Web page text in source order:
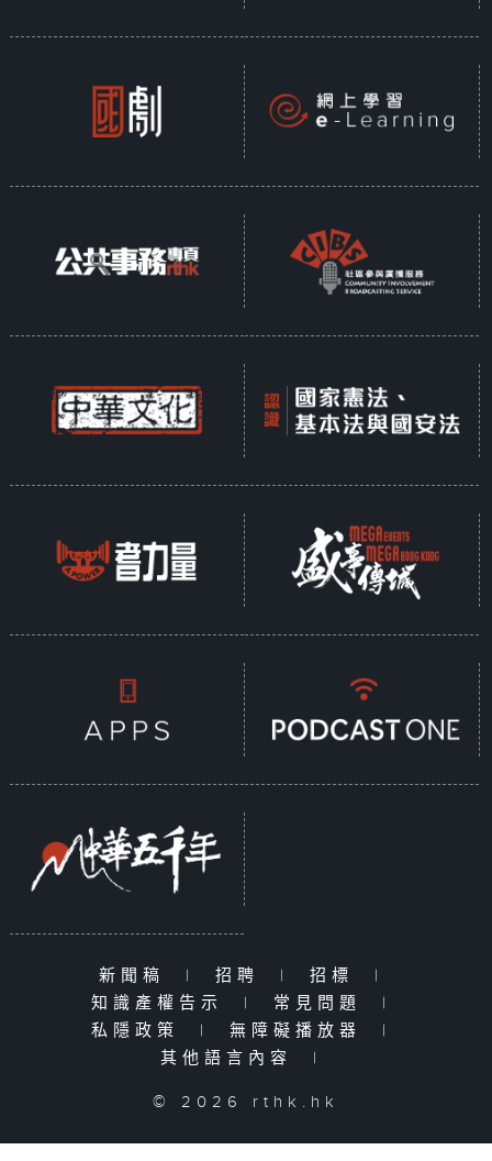
新聞稿 | 招聘 | 招標
|
知識產權告示
| 常見問題
|
私隱政策
| 無障礙播放器
|
其他語言內容
|
© 2026 rthk.hk